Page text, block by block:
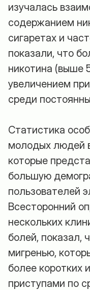
изучалась
содержанием
сигаретах и
показали, что
никотина (выше
увеличением
среди
Статистика
молодых людей
которые
большую
пользователей
Всесторонний
нескольких
болей, показал,
мигренью,
более коротких
приступами по